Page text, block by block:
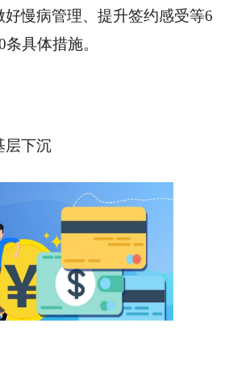
慢病管理、提升签约感受等6
具体措施。
层下沉